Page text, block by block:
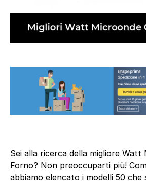
Sei alla ricerca della migliore Watt
Forno? Non preoccuparti più!
abbiamo elencato i modelli 50